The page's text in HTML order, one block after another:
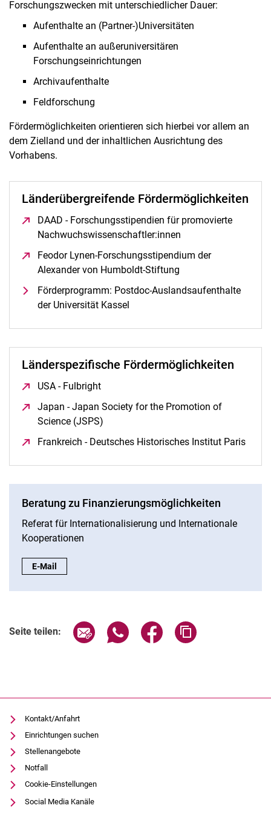
Forschungszwecken mit unterschiedlicher Dauer:
Aufenthalte an (Partner-)Universitäten
Aufenthalte an außeruniversitären
Forschungseinrichtungen
Archivaufenthalte
Feldforschung
Fördermöglichkeiten orientieren sich hierbei vor allem an
dem Zielland und der inhaltlichen Ausrichtung des
Vorhabens.
Länderübergreifende Fördermöglichkeiten
DAAD - Forschungsstipendien für promovierte
Nachwuchswissenschaftler:innen
Feodor Lynen-Forschungsstipendium der
Alexander von Humboldt-Stiftung
Förderprogramm: Postdoc-Auslandsaufenthalte
der Universität Kassel
Länderspezifische Fördermöglichkeiten
USA - Fulbright
Japan - Japan Society for the Promotion of
Science (JSPS)
Frankreich - Deutsches Historisches Institut Paris
Beratung zu Finanzierungsmöglichkeiten
Referat für Internationalisierung und Internationale
Kooperationen
Beratung zu Finanzierungsmöglichkeiten:
E-Mail
Seite teilen: Seite über E-Mail teilen
Seite über WhatsApp teilen
Seite über Facebook
Kontakt/Anfahrt
Einrichtungen suchen
Stellenangebote
Notfall
Cookie-Einstellungen
Social Media Kanäle